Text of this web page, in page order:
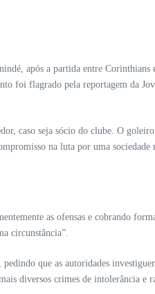
após a partida entre
foi flagrado pela reportagem da
caso seja sócio do clube. O
na luta por uma sociedade
as ofensas e cobrando
circunstância”.
que as autoridades
diversos crimes de intolerância e